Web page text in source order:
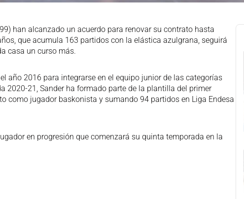
han alcanzado un acuerdo para renovar su contrato hasta
que acumula 163 partidos con la elástica azulgrana, seguirá
casa un curso más.
año 2016 para integrarse en el equipo junior de las categorías
2020-21, Sander ha formado parte de la plantilla del primer
como jugador baskonista y sumando 94 partidos en Liga Endesa
en progresión que comenzará su quinta temporada en la